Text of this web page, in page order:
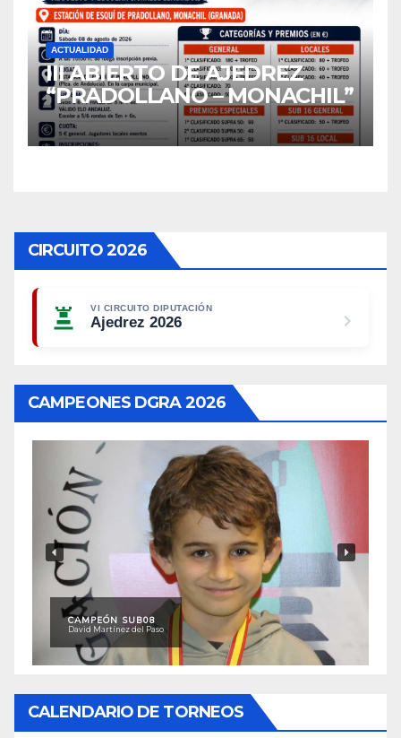
ACTUALIDAD
III ABIERTO DE AJEDREZ
“PRADOLLANO – MONACHIL”
CIRCUITO 2026
VI CIRCUITO DIPUTACIÓN
Ajedrez 2026
CAMPEONES DGRA 2026
CAMPEÓN SUB08
David Martínez del Paso
CALENDARIO DE TORNEOS